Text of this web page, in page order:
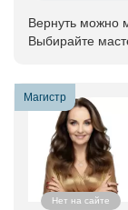
Вернуть можно
Выбирайте
Магистр
Нет на сайте